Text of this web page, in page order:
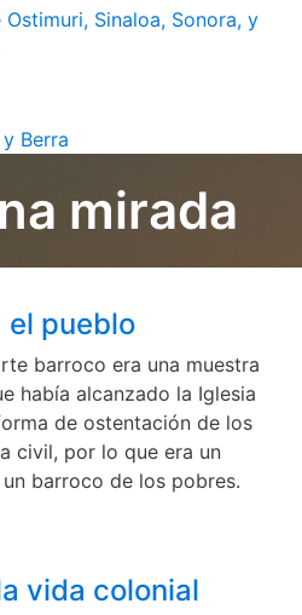
Sinaloa, Sonora, y
Berra
mirada
el pueblo
barroco era una muestra
había alcanzado la Iglesia
de ostentación de los
civil, por lo que era un
barroco de los pobres.
vida colonial